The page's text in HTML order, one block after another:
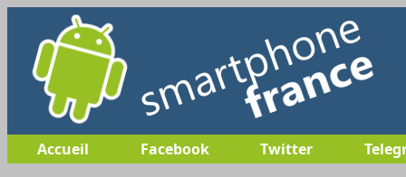
Accueil Facebook Twitter